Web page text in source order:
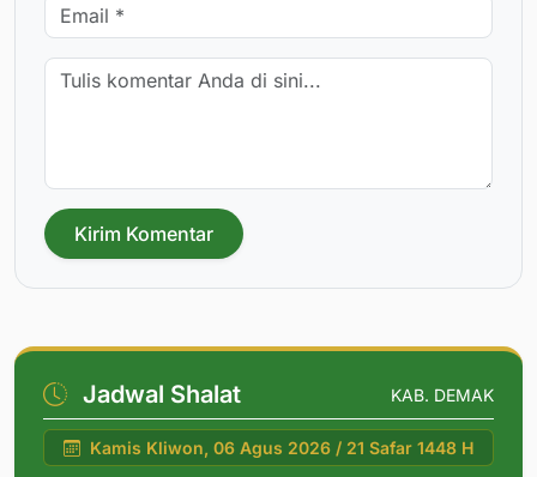
Kirim Komentar
Jadwal Shalat KAB. DEMAK
Kamis Kliwon, 06 Agus 2026 / 21 Safar 1448 H